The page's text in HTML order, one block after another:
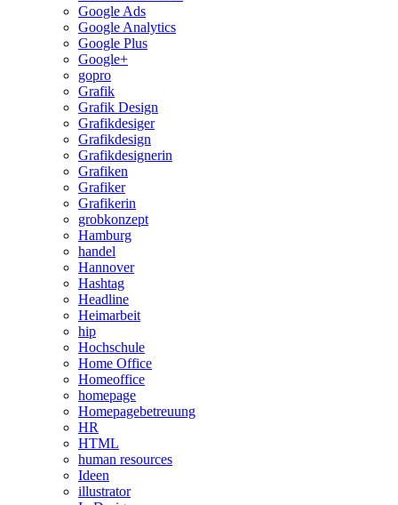
Google Ads
Google Analytics
Google Plus
Google+
gopro
Grafik
Grafik Design
Grafikdesiger
Grafikdesign
Grafikdesignerin
Grafiken
Grafiker
Grafikerin
grobkonzept
Hamburg
handel
Hannover
Hashtag
Headline
Heimarbeit
hip
Hochschule
Home Office
Homeoffice
homepage
Homepagebetreuung
HR
HTML
human resources
Ideen
illustrator